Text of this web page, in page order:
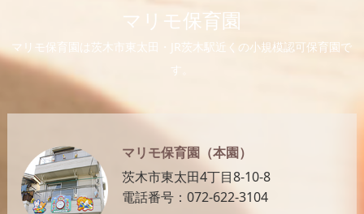
マリモ保育園
マリモ保育園は茨木市東太田・JR茨木駅近くの小規模認可保育園で
す。
マリモ保育園（本園）
茨木市東太田4丁目8-10-8
電話番号：072-622-3104